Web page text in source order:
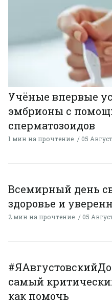
Учёные впервые
эмбрионы с
сперматозоидов
1 мин на прочтение 05
Всемирный день
здоровье и
2 мин на прочтение 05
самый
как помочь